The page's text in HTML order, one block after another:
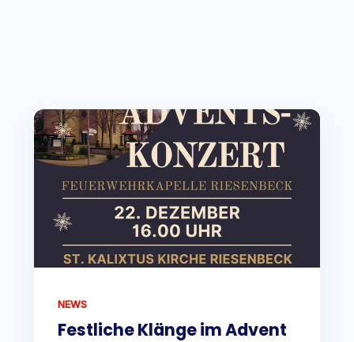
NEWS
Festliche Klänge im Advent